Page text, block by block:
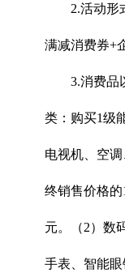
2.活动形
满减消费券+
3.消费品
类：购买1级
电视机、空
终销售价格的
元。（2）数
手表、智能